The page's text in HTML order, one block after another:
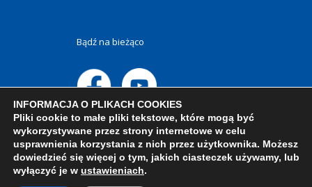
Bądź na bieżąco
INFORMACJA O PLIKACH COOKIES
Pliki cookie to małe pliki tekstowe, które mogą być
wykorzystywane przez strony internetowe w celu
usprawnienia korzystania z nich przez użytkownika. Możesz
dowiedzieć się więcej o tym, jakich ciasteczek używamy, lub
wyłączyć je w ustawieniach.